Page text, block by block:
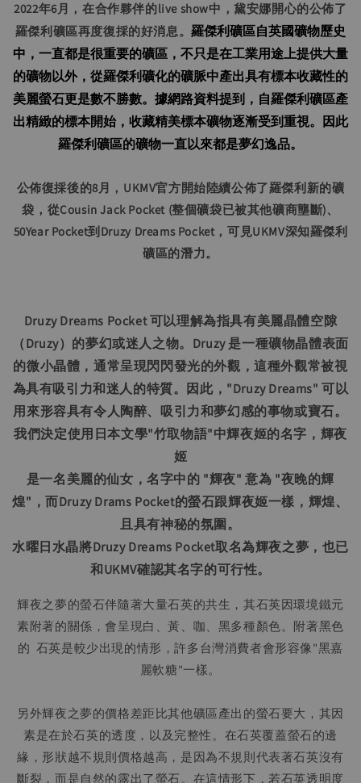
2022年6月，在合作夥伴的live show中，黛安娜開心的公佈了
羅傑利礦區再度復採的好消息。羅傑利礦區自英國礦物歷史
中，一直都是很重要的礦區，不只是在工業用途上提供大量
的礦物以外，從羅傑利礦化的礦脈中產出具有標本收藏性的
美麗螢石更是數不勝數。據網路資料提到，自羅傑利礦區產
出精緻的標本開始，收藏精美標本礦物逐漸受到重視。因此
羅傑利礦區的礦物一直以來都是夢幻逸品。
公佈復採後的8月，UKMV官方開始陸續公佈了羅傑利新的礦
袋，從Cousin Jack Pocket (整個礦袋已被其他礦商壟斷)、
50Year Pocket到Druzy Dreams Pocket，可見UKMV深知羅傑利
礦區的潛力。
Druzy Dreams Pocket 可以理解為指具有美麗晶體空隙
（Druzy）的夢幻或迷人之物。Druzy 是一種礦物晶體表面
的微小晶體，通常呈現閃閃發光的外觀，這種外觀常被視
為具有吸引力和迷人的特質。因此，"Druzy Dreams" 可以
用來形容具有令人陶醉、吸引力和夢幻感的事物或寶石。
我們決定使用日本文學"竹取物語"中輝夜姬的名字， 輝夜
姬
是一名美麗的仙女，名字中的 "輝夜" 意為 "夜晚的輝
煌"，而Druzy Drams Pocket的螢石跟輝夜姬一樣，輝煌、
且具有神秘的氛圍。
水曜日水晶將Druzy Dreams Pocket取名為輝夜之夢，也已
和UKMV確認其名字的可行性。
輝夜之夢的螢石伴隨著大量石英的共生，其石英因環境鐵元
素附著的關係，會呈現白、黃、咖、黑多種顏色。附著黑色
的  石英是較少出現的情形，許多台灣消費者會形容像"黑嘉
麗軟糖"一樣。
另外輝夜之夢的價格差距比其他礦區產出的螢石要大，其因
素是在於石英的透度，以及完整性。在石英覆蓋螢石的邊
緣，形狀越不規則價格越高，是因為不規則代表著石英沒有
斷裂，而是自然的露出了螢石。在這情形下，若石英透明度